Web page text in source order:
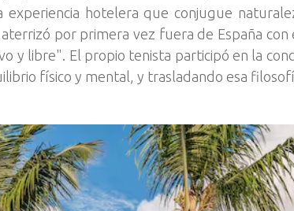
hotelera que conjugue
aterrizó por primera vez fuera de España
y libre". El propio tenista participó en la
físico y mental, y trasladando esa